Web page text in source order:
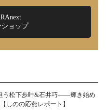
ショップ
う松下歩叶&石井巧――輝き始め
しのの応燕レポート】